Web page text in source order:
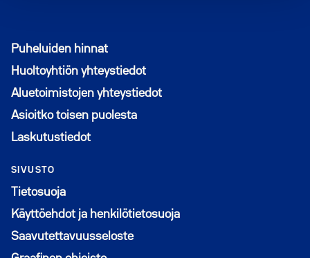
Puheluiden hinnat
Huoltoyhtiön yhteystiedot
Aluetoimistojen yhteystiedot
Asioitko toisen puolesta
Laskutustiedot
SIVUSTO
Tietosuoja
Käyttöehdot ja henkilötietosuoja
Saavutettavuusseloste